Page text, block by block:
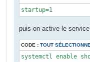
startup=1
puis on active le
CODE : TOUT
systemctl enable